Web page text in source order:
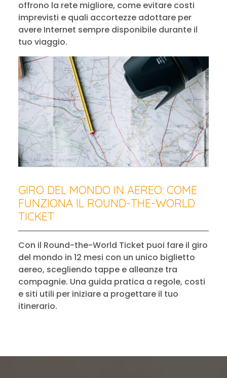
offrono la rete migliore, come evitare costi
imprevisti e quali accortezze adottare per
avere Internet sempre disponibile durante il
tuo viaggio.
GIRO DEL MONDO IN AEREO: COME
FUNZIONA IL ROUND-THE-WORLD
TICKET
Con il Round-the-World Ticket puoi fare il giro
del mondo in 12 mesi con un unico biglietto
aereo, scegliendo tappe e alleanze tra
compagnie. Una guida pratica a regole, costi
e siti utili per iniziare a progettare il tuo
itinerario.